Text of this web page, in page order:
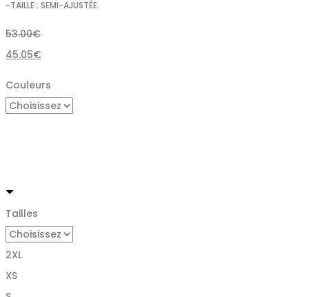
-TAILLE : SEMI-AJUSTÉE.
53.00€
45.05€
Couleurs
Tailles
2XL
XS